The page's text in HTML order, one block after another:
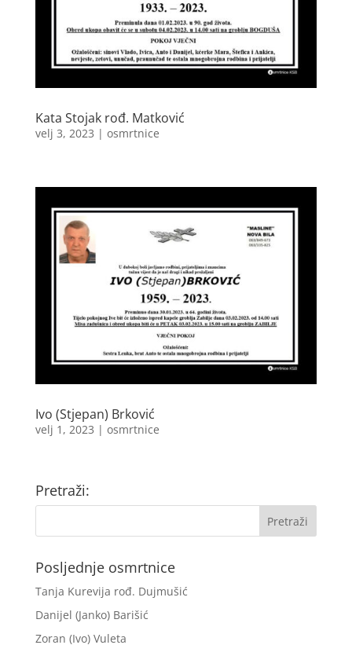
Kata Stojak rođ. Matković
velj 3, 2023 | osmrtnice
Ivo (Stjepan) Brković
velj 1, 2023 | osmrtnice
Pretraži:
Posljednje osmrtnice
Tanja Kurevija rođ. Dujmušić
Danijel (Janko) Barišić
Zoran (Ivo) Vuleta